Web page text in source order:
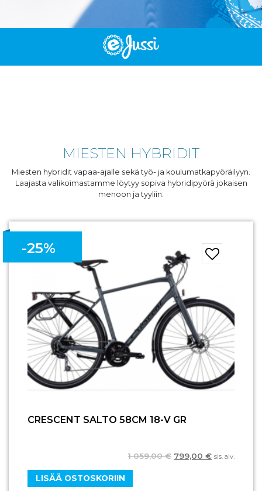
MIESTEN HYBRIDIT
Miesten hybridit vapaa-ajalle sekä työ- ja koulumatkapyöräilyyn.
Laajasta valikoimastamme löytyy sopiva hybridipyörä jokaisen
menoon ja tyyliin.
-25%
CRESCENT SALTO 58CM 18-V GR
1 059,00€ 799,00 € sis. alv.
LISÄÄ OSTOSKORIIN